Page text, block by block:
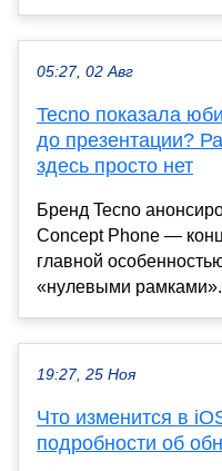
05:27, 02 Авг
Tecno показала
до презентации?
здесь просто нет
Бренд Tecno
Concept Phone —
главной
«нулевыми рамками».
19:27, 25 Ноя
Что изменится в
подробности об